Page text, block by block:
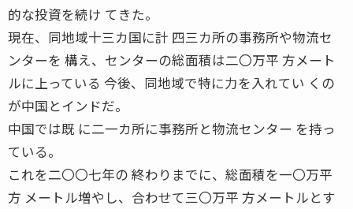
的な投資を続け てきた。
現在、同地域十三カ国に計 四三カ所の事務所や物流セ
ンターを 構え、センターの総面積は二〇万平 方メート
ルに上っている 今後、同地域で特に力を入れてい くの
が中国とインドだ。
中国では既 に二一カ所に事務所と物流センター を持っ
ている。
これを二〇〇七年の 終わりまでに、総面積を一〇万平
方 メートル増やし、合わせて三〇万平 方メートルとす